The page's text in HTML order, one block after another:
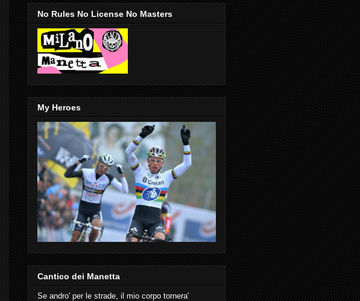
No Rules No License No Masters
My Heroes
Cantico dei Manetta
Se andro' per le strade, il mio corpo tornera'